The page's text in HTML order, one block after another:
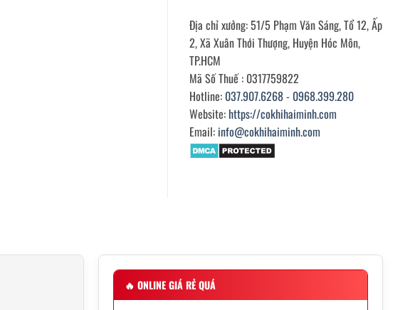
Địa chỉ xưởng: 51/5 Phạm Văn Sáng, Tổ 12, Ấp
2, Xã Xuân Thới Thượng, Huyện Hóc Môn,
TP.HCM
Mã Số Thuế : 0317759822
Hotline: 037.907.6268- 0968.399.280
Website: https://cokhihaiminh.com
Email: info@cokhihaiminh.com
🔥 ONLINE GIÁ RẺ QUÁ